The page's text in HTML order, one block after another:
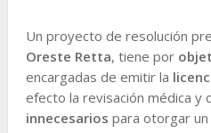
Un proyecto de resolución
Oreste Retta, tiene por
encargadas de emitir la
efecto la revisación médica y
innecesarios para otorgar un